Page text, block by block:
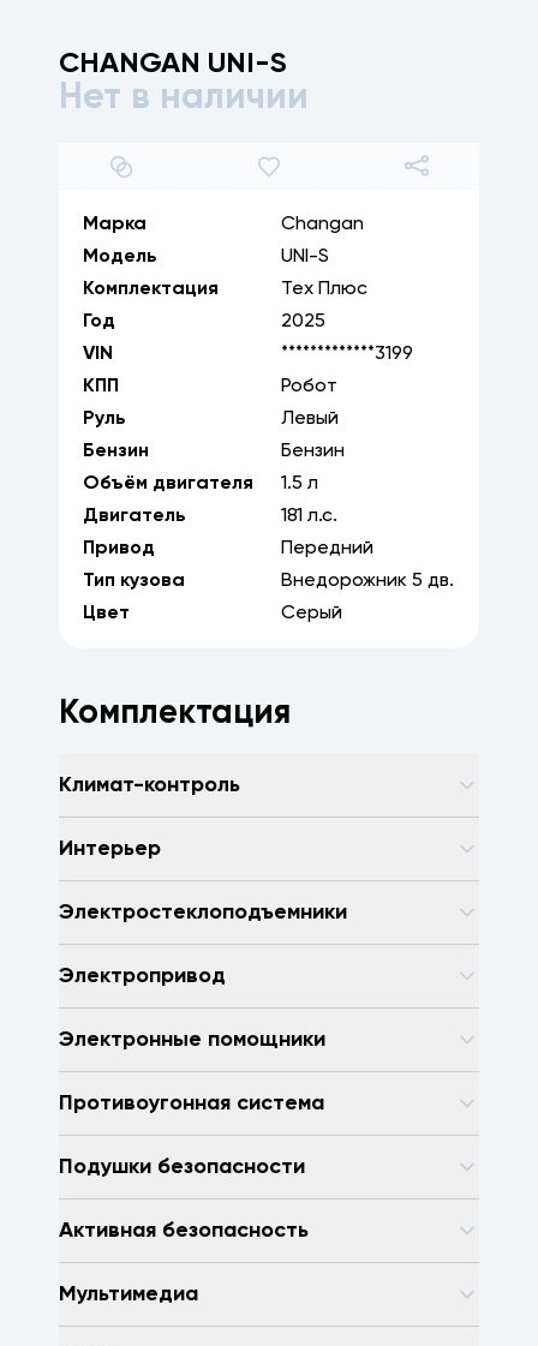
CHANGAN UNI-S
Нет в наличии
1/ 28
Марка
Changan
Модель
UNI-S
Комплектация
Тех Плюс
Год
2025
VIN
*************3199
КПП
Робот
Руль
Левый
Бензин
Бензин
Объём двигателя
1.5 л
Двигатель
181 л.с.
Привод
Передний
Тип кузова
Внедорожник 5 дв.
Цвет
Серый
Комплектация
Климат-контроль
Интерьер
Электростеклоподъемники
Электропривод
Электронные помощники
Противоугонная система
Подушки безопасности
Активная безопасность
Мультимедиа